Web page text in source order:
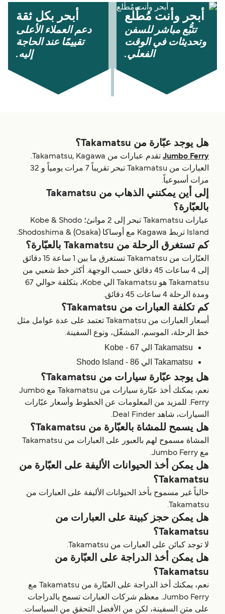
أبحر وأنت مُطّلع
تتبُّع مباشر للسفن
وتحديثات في الوقت
الفعلي.
أبحر بكل ثقة
دعم العملاء الأعلى
تقييمًا عند الحاجة
إليه.
هل يوجد عبّارة من Takamatsu؟
Jumbo Ferry
تقدم عبارات من Takamatsu, Kagawa.
العبارات من Takamatsu تبحر تقريباً 7 مرات يومياً و 32
مرات أسبوعياً.
إلى أين يمكنني الذهاب من Takamatsu
بالعبّارة؟
عبارات Takamatsu تبحر إلى 2 موانئ؛ Kobe & Shodo
Island تربط Kagawa مع أوساكا (Osaka) & Shodoshima.
كم تستغرق الرحلة من Takamatsu بالعبّارة؟
العبّارات من Takamatsu تستغرق ما بين 1 ساعة 15 دقائق
إلى 4 ساعات 45 دقائق حسب الوجهة. أكثر خط شعبي من
Takamatsu هو Takamatsu الي Kobe، بتكلفة حوالي 67
ومدة الرحلة 4 ساعات 45 دقائق.
كم تكلفة العبارات من Takamatsu؟
أسعار العبارات من Takamatsu تعتمد على عدة عوامل مثل
خط الرحلة، الموسم، المشغّل، ونوع السفينة.
Takamatsu الي Kobe - 67
Takamatsu الي Shodo Island - 86
هل يوجد عبّارة سيارات من Takamatsu؟
نعم، يمكنك أخذ عبّارة سيارات من Takamatsu مع Jumbo
Ferry. للمزيد من المعلومات عن الخطوط وأسعار عبّارات
السيارات، شاهد Deal Finder.
هل يسمح للمشاة بالعبّارة من Takamatsu؟
المشاة مسموح لهم بالعبور على العبارات من Takamatsu
مع Jumbo Ferry.
هل يمكن أخذ الحيوانات الأليفة على العبّارة من
Takamatsu؟
حالياً غير مسموح بأخذ الحيوانات الأليفة على العبارات من
Takamatsu.
هل يمكن حجز كبينة على العبارات من
Takamatsu؟
لا توجد كبائن على العبارات من Takamatsu.
هل يمكن أخذ الدراجة على العبّارة من
Takamatsu؟
نعم، يمكنك أخذ الدراجة على العبّارة من Takamatsu مع
Jumbo Ferry. معظم شركات العبارات تسمح بالدراجات
على متن السفينة، لكن من الأفضل التحقق من السياسات.